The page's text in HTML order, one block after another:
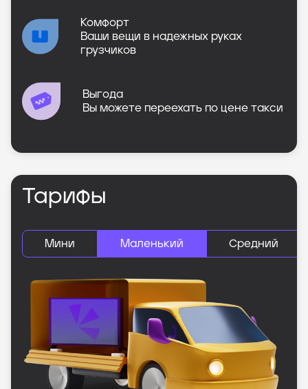
Комфорт
Ваши вещи в надежных руках
грузчиков
Выгода
Вы можете переехать по цене такси
Тарифы
Мини Маленький Средний